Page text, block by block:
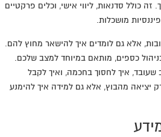
זה כולל סדנאות, ליווי אישי, וכלים פרקטיים
מושכלות.
אלא גם לומדים איך להישאר מחוץ להם.
כספים, מותאם במיוחד למצב שלכם.
איך לחסוך בחכמה, ואיך לקבל
יציאה מהבוץ, אלא גם למידה איך להימנע